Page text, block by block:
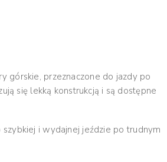
górskie, przeznaczone do jazdy po
się lekką konstrukcją i są dostępne
i wydajnej jeździe po trudnym